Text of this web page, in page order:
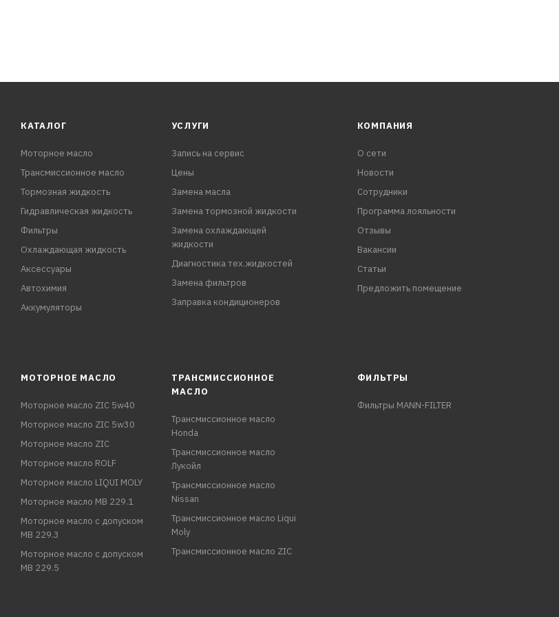
КАТАЛОГ
Моторное масло
Трансмиссионное масло
Тормозная жидкость
Гидравлическая жидкость
Фильтры
Охлаждающая жидкость
Аксессуары
Автохимия
Аккумуляторы
УСЛУГИ
Запись на сервис
Цены
Замена масла
Замена тормозной жидкости
Замена охлаждающей
жидкости
Диагностика тех.жидкостей
Замена фильтров
Заправка кондиционеров
КОМПАНИЯ
О сети
Новости
Сотрудники
Программа лояльности
Отзывы
Вакансии
Статьи
Предложить помещение
МОТОРНОЕ МАСЛО
Моторное масло ZIC 5w40
Моторное масло ZIC 5w30
Моторное масло ZIC
Моторное масло ROLF
Моторное масло LIQUI MOLY
Моторное масло MB 229.1
Моторное масло с допуском
MB 229.3
Моторное масло с допуском
MB 229.5
ТРАНСМИССИОННОЕ
МАСЛО
Трансмиссионное масло
Honda
Трансмиссионное масло
Лукойл
Трансмиссионное масло
Nissan
Трансмиссионное масло Liqui
Moly
Трансмиссионное масло ZIC
ФИЛЬТРЫ
Фильтры MANN-FILTER